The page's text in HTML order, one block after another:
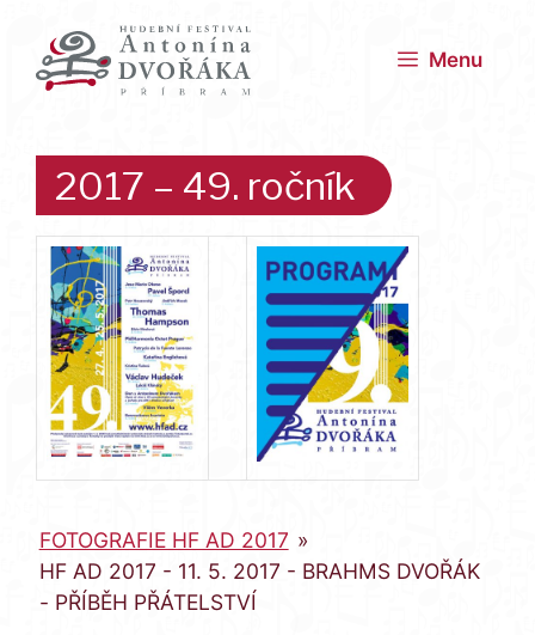
obsah
Menu
2017 – 49. ročník
FOTOGRAFIE HF AD 2017 »
HF AD 2017 - 11. 5. 2017 - BRAHMS DVOŘÁK
- PŘÍBĚH PŘÁTELSTVÍ